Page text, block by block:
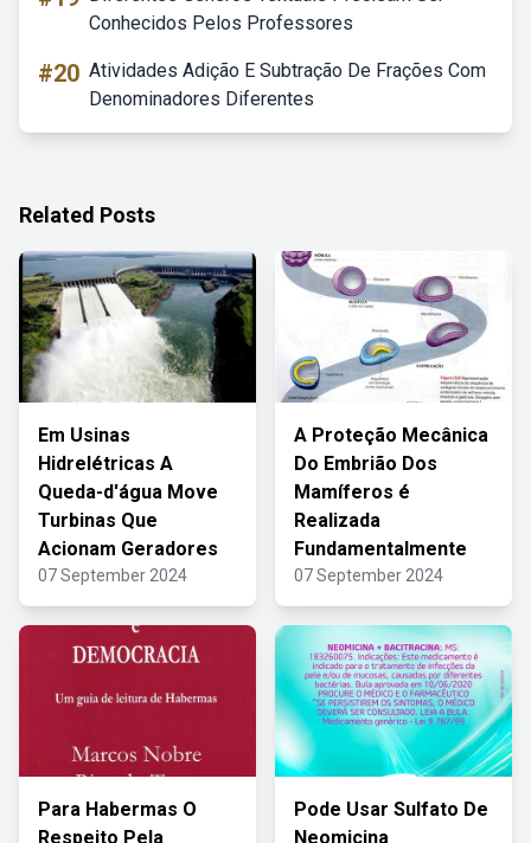
Conhecidos Pelos Professores
#20 Atividades Adição E Subtração De Frações Com
Denominadores Diferentes
Related Posts
Em Usinas
Hidrelétricas A
Queda-d'água Move
Turbinas Que
Acionam Geradores
07 September 2024
A Proteção Mecânica
Do Embrião Dos
Mamíferos é
Realizada
Fundamentalmente
07 September 2024
Para Habermas O
Respeito Pela
Pode Usar Sulfato De
Neomicina